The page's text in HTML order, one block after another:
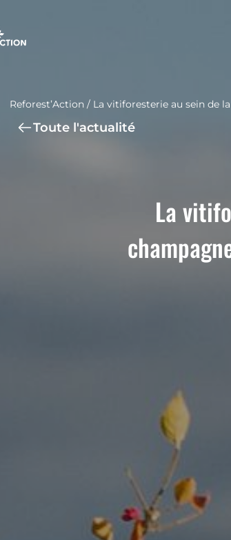
Reforest’Action / La vitiforesterie au sein de
Toute l'actualité
La